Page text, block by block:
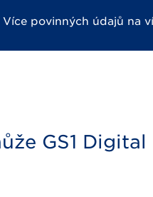
Více povinných údajů na
GS1 Digital